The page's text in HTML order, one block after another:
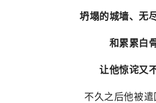
坍塌的城墙、无
和累累白
让他惊诧又
不久之后他被遣